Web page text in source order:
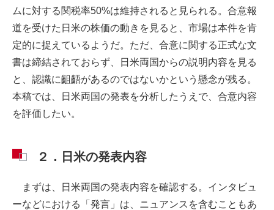
ムに対する関税率50%は維持されると見られる。合意報
道を受けた日米の株価の動きを見ると、市場は本件を肯
定的に捉えているようだ。ただ、合意に関する正式な文
書は締結されておらず、日米両国からの説明内容を見る
と、認識に齟齬があるのではないかという懸念が残る。
本稿では、日米両国の発表を分析したうえで、合意内容
を評価したい。
２．日米の発表内容
まずは、日米両国の発表内容を確認する。インタビュ
ーなどにおける「発言」は、ニュアンスを含むこともあ